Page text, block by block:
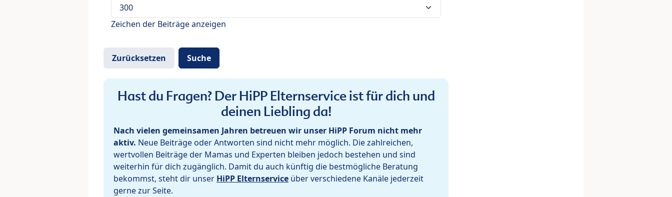
Zeichen der Beiträge anzeigen
Hast du Fragen? Der HiPP Elternservice ist für dich und
deinen Liebling da!
Nach vielen gemeinsamen Jahren betreuen wir unser HiPP Forum nicht mehr
aktiv. Neue Beiträge oder Antworten sind nicht mehr möglich. Die zahlreichen,
wertvollen Beiträge der Mamas und Experten bleiben jedoch bestehen und sind
weiterhin für dich zugänglich. Damit du auch künftig die bestmögliche Beratung
bekommst, steht dir unser HiPP Elternservice über verschiedene Kanäle jederzeit
gerne zur Seite.